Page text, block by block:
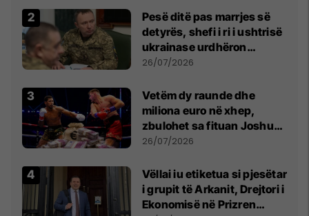
Pesë ditë pas marrjes së
detyrës, shefi i ri i ushtrisë
ukrainase urdhëron
kontroll të madh
26/07/2026
Vetëm dy raunde dhe
miliona euro në xhep,
zbulohet sa fituan Joshua
e Prenga
26/07/2026
Vëllai iu etiketua si pjesëtar
i grupit të Arkanit, Drejtori i
Ekonomisë në Prizren